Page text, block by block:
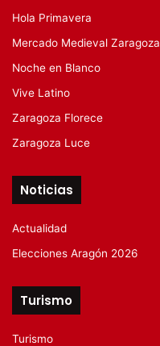
Hola Primavera
Mercado Medieval Zaragoza
Noche en Blanco
Vive Latino
Zaragoza Florece
Zaragoza Luce
Noticias
Actualidad
Elecciones Aragón 2026
Turismo
Turismo